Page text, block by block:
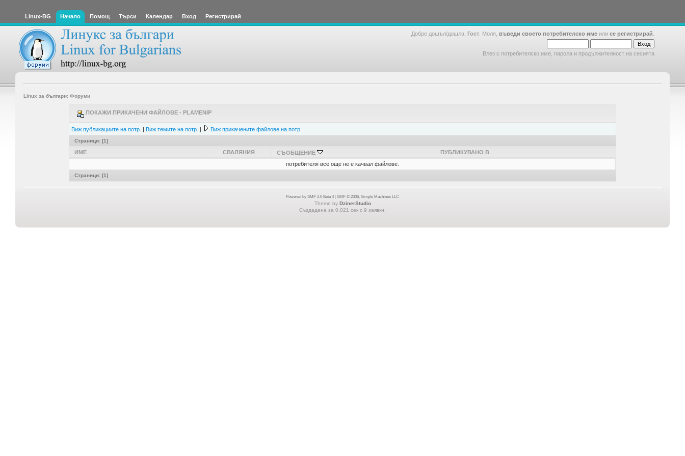
Linux-BG Начало Помощ Търси Календар Вход Регистрирай
Добре дошъл/дошла, Гост . Моля, въведи своето потребителско име или се регистрирай
Влез с потребителско име, парола и продължителност на сесията
Linux за българи: Форуми
ПОКАЖИ ПРИКАЧЕНИ ФАЙЛОВЕ - PLAMENIP
Виж публикациите на потр. | Виж темите на потр. | Виж прикачените файлове на потр
Страници: [1]
ИМЕ СВАЛЯНИЯ СЪОБЩЕНИЕ
ПУБЛИКУВАНО В
потребителя все още не е качвал файлове.
Страници: [1]
Powered by SMF 2.0 Beta 4 SMF © 2006, Simple Machines LLC
Theme by DzinerStudio
Създадена за 0.021 сек с 9 заявки.